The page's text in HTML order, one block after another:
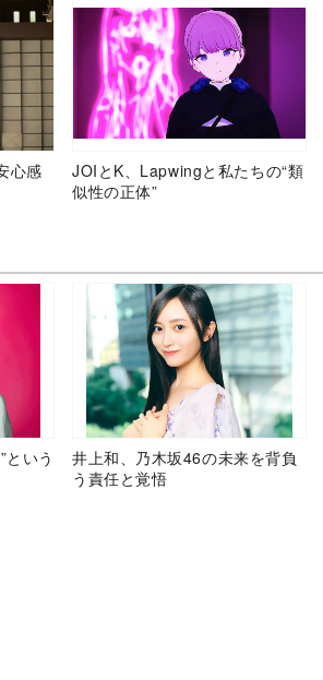
心感
JOIとK、Lapwingと私たちの“類
似性の正体”
という
井上和、乃木坂46の未来を背負
う責任と覚悟